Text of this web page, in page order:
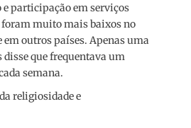
e participação em serviços
muito mais baixos no
em outros países. Apenas uma
disse que frequentava um
semana.
religiosidade e